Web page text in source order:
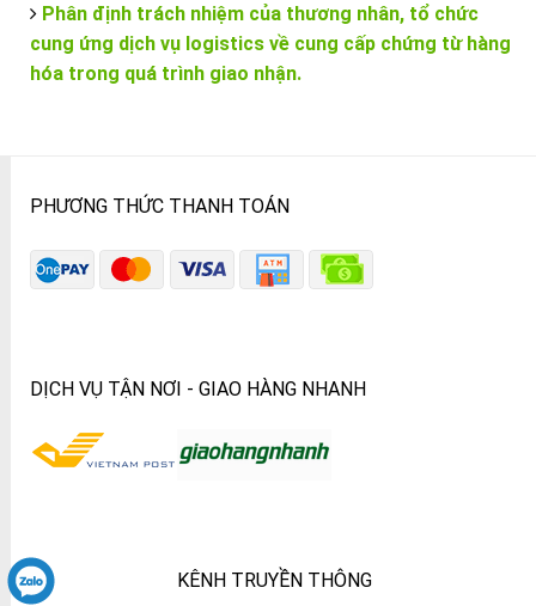
Phân định trách nhiệm của thương nhân, tổ chức
cung ứng dịch vụ logistics về cung cấp chứng từ hàng
hóa trong quá trình giao nhận.
PHƯƠNG THỨC THANH TOÁN
DỊCH VỤ TẬN NƠI - GIAO HÀNG NHANH
KÊNH TRUYỀN THÔNG